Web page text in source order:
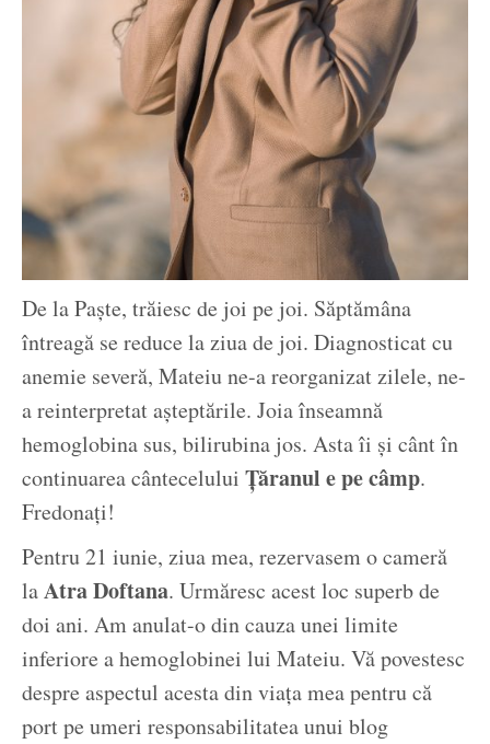
De la Paște, trăiesc de joi pe joi. Săptămâna
întreagă se reduce la ziua de joi. Diagnosticat cu
anemie severă, Mateiu ne-a reorganizat zilele, ne-
a reinterpretat așteptările. Joia înseamnă
hemoglobina sus, bilirubina jos. Asta îi și cânt în
continuarea cântecelului Țăranul e pe câmp.
Fredonați!
Pentru 21 iunie, ziua mea, rezervasem o cameră
laAtra Doftana. Urmăresc acest loc superb de
doi ani. Am anulat-o din cauza unei limite
inferiore a hemoglobinei lui Mateiu. Vă povestesc
despre aspectul acesta din viața mea pentru că
port pe umeri responsabilitatea unui blog